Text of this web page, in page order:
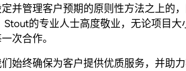
并管理客户预期的原则性方法之上的
的专业人士高度敬业，无论项目
次合作。
始终确保为客户提供优质服务，并助